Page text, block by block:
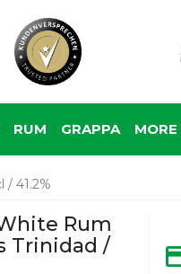
RUM GRAPPA
/ 41.2%
Rum
Trinidad /